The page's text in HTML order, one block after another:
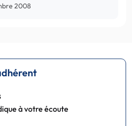
2008
à votre écoute